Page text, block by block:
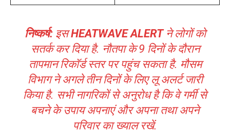
निष्कर्ष:इसHEATWAVE ALERTने लोगों को
सतर्क कर दिया है. नौतपा के 9 दिनों के दौरान
तापमान रिकॉर्ड स्तर पर पहुंच सकता है. मौसम
विभाग ने अगले तीन दिनों के लिए लू अलर्ट जारी
किया है. सभी नागरिकों से अनुरोध है कि वे गर्मी से
बचने के उपाय अपनाएं और अपना तथा अपने
परिवार का ख्याल रखें.